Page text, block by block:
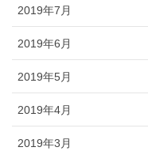
2019年7月
2019年6月
2019年5月
2019年4月
2019年3月